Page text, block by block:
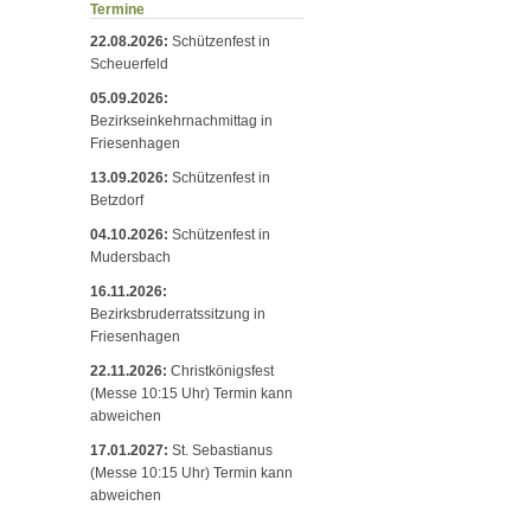
Termine
22.08.2026: Schützenfest in
Scheuerfeld
05.09.2026:
Bezirkseinkehrnachmittag in
Friesenhagen
13.09.2026: Schützenfest in
Betzdorf
04.10.2026: Schützenfest in
Mudersbach
16.11.2026:
Bezirksbruderratssitzung in
Friesenhagen
22.11.2026: Christkönigsfest
(Messe 10:15 Uhr) Termin kann
abweichen
17.01.2027: St. Sebastianus
(Messe 10:15 Uhr) Termin kann
abweichen